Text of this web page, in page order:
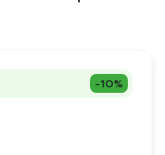
-10%